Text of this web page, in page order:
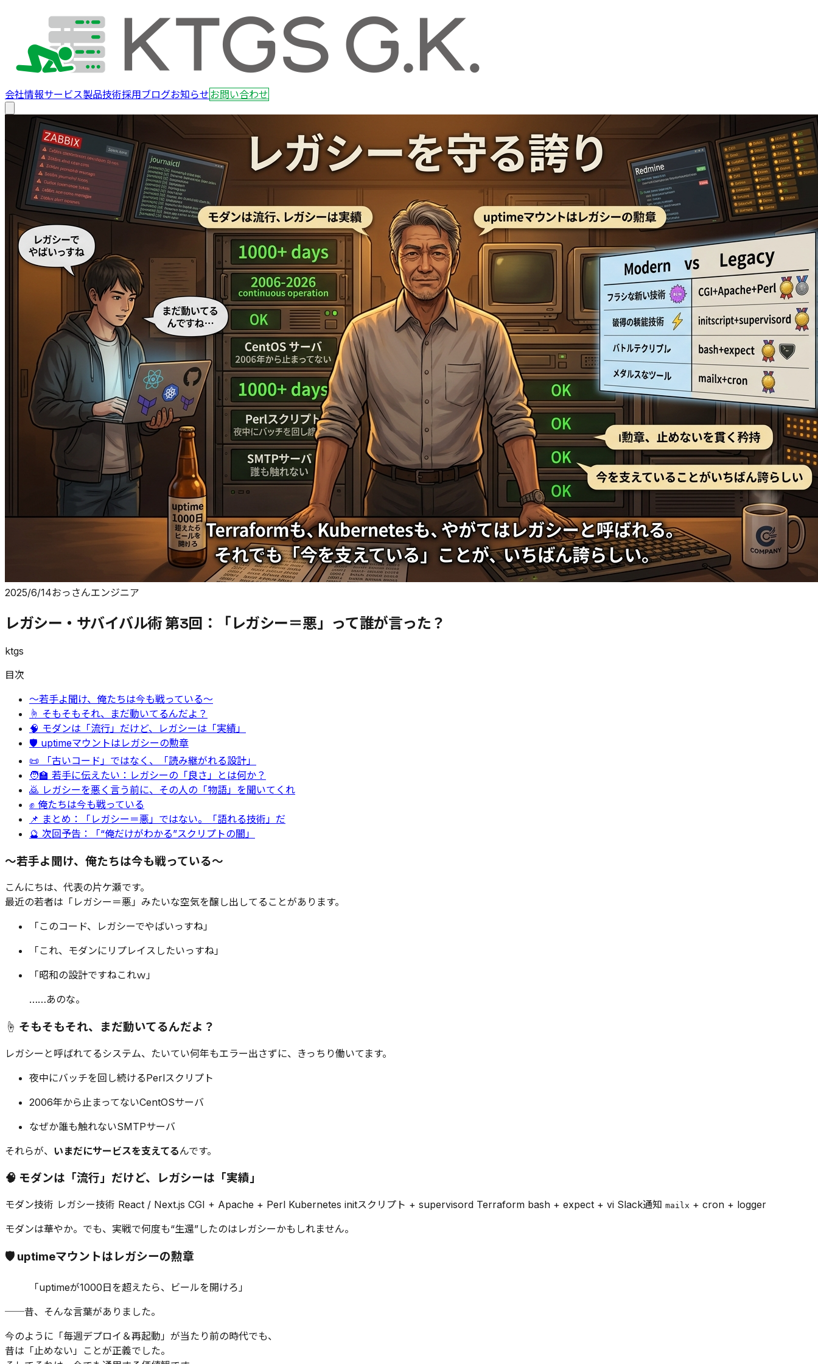
会社情報サービス製品技術採用ブログお知らせお問い合わせ
2025/6/14おっさんエンジニア
レガシー・サバイバル術 第3回：「レガシー＝悪」って誰が言った？
ktgs
目次
〜若手よ聞け、俺たちは今も戦っている〜
☝️ そもそもそれ、まだ動いてるんだよ？
🧠 モダンは「流行」だけど、レガシーは「実績」
🛡️ uptimeマウントはレガシーの勲章
📜 「古いコード」ではなく、「読み継がれる設計」
🧑‍🏫 若手に伝えたい：レガシーの「良さ」とは何か？
🙇 レガシーを悪く言う前に、その人の「物語」を聞いてくれ
✊ 俺たちは今も戦っている
📌 まとめ：「レガシー＝悪」ではない。「語れる技術」だ
🔮 次回予告：「“俺だけがわかる”スクリプトの闇」
〜若手よ聞け、俺たちは今も戦っている〜
こんにちは、代表の片ケ瀬です。
最近の若者は「レガシー＝悪」みたいな空気を醸し出してることがあります。
「このコード、レガシーでやばいっすね」
「これ、モダンにリプレイスしたいっすね」
「昭和の設計ですねこれｗ」
……あのな。
☝️ そもそもそれ、まだ動いてるんだよ？
レガシーと呼ばれてるシステム、たいてい何年もエラー出さずに、きっちり働いてます。
夜中にバッチを回し続けるPerlスクリプト
2006年から止まってないCentOSサーバ
なぜか誰も触れないSMTPサーバ
それらが、 いまだにサービスを支えてるんです。
🧠 モダンは「流行」だけど、レガシーは「実績」
モダン技術 レガシー技術 React / Next.js CGI + Apache + Perl Kubernetes initスクリプト + supervisord Terraform bash + expect + vi Slack通知 mailx + cron + logger
モダンは華やか。でも、実戦で何度も“生還”したのはレガシーかもしれません。
🛡️ uptimeマウントはレガシーの勲章
「uptimeが1000日を超えたら、ビールを開けろ」
──昔、そんな言葉がありました。
今のように「毎週デプロイ＆再起動」が当たり前の時代でも、
昔は「止めない」ことが正義でした。